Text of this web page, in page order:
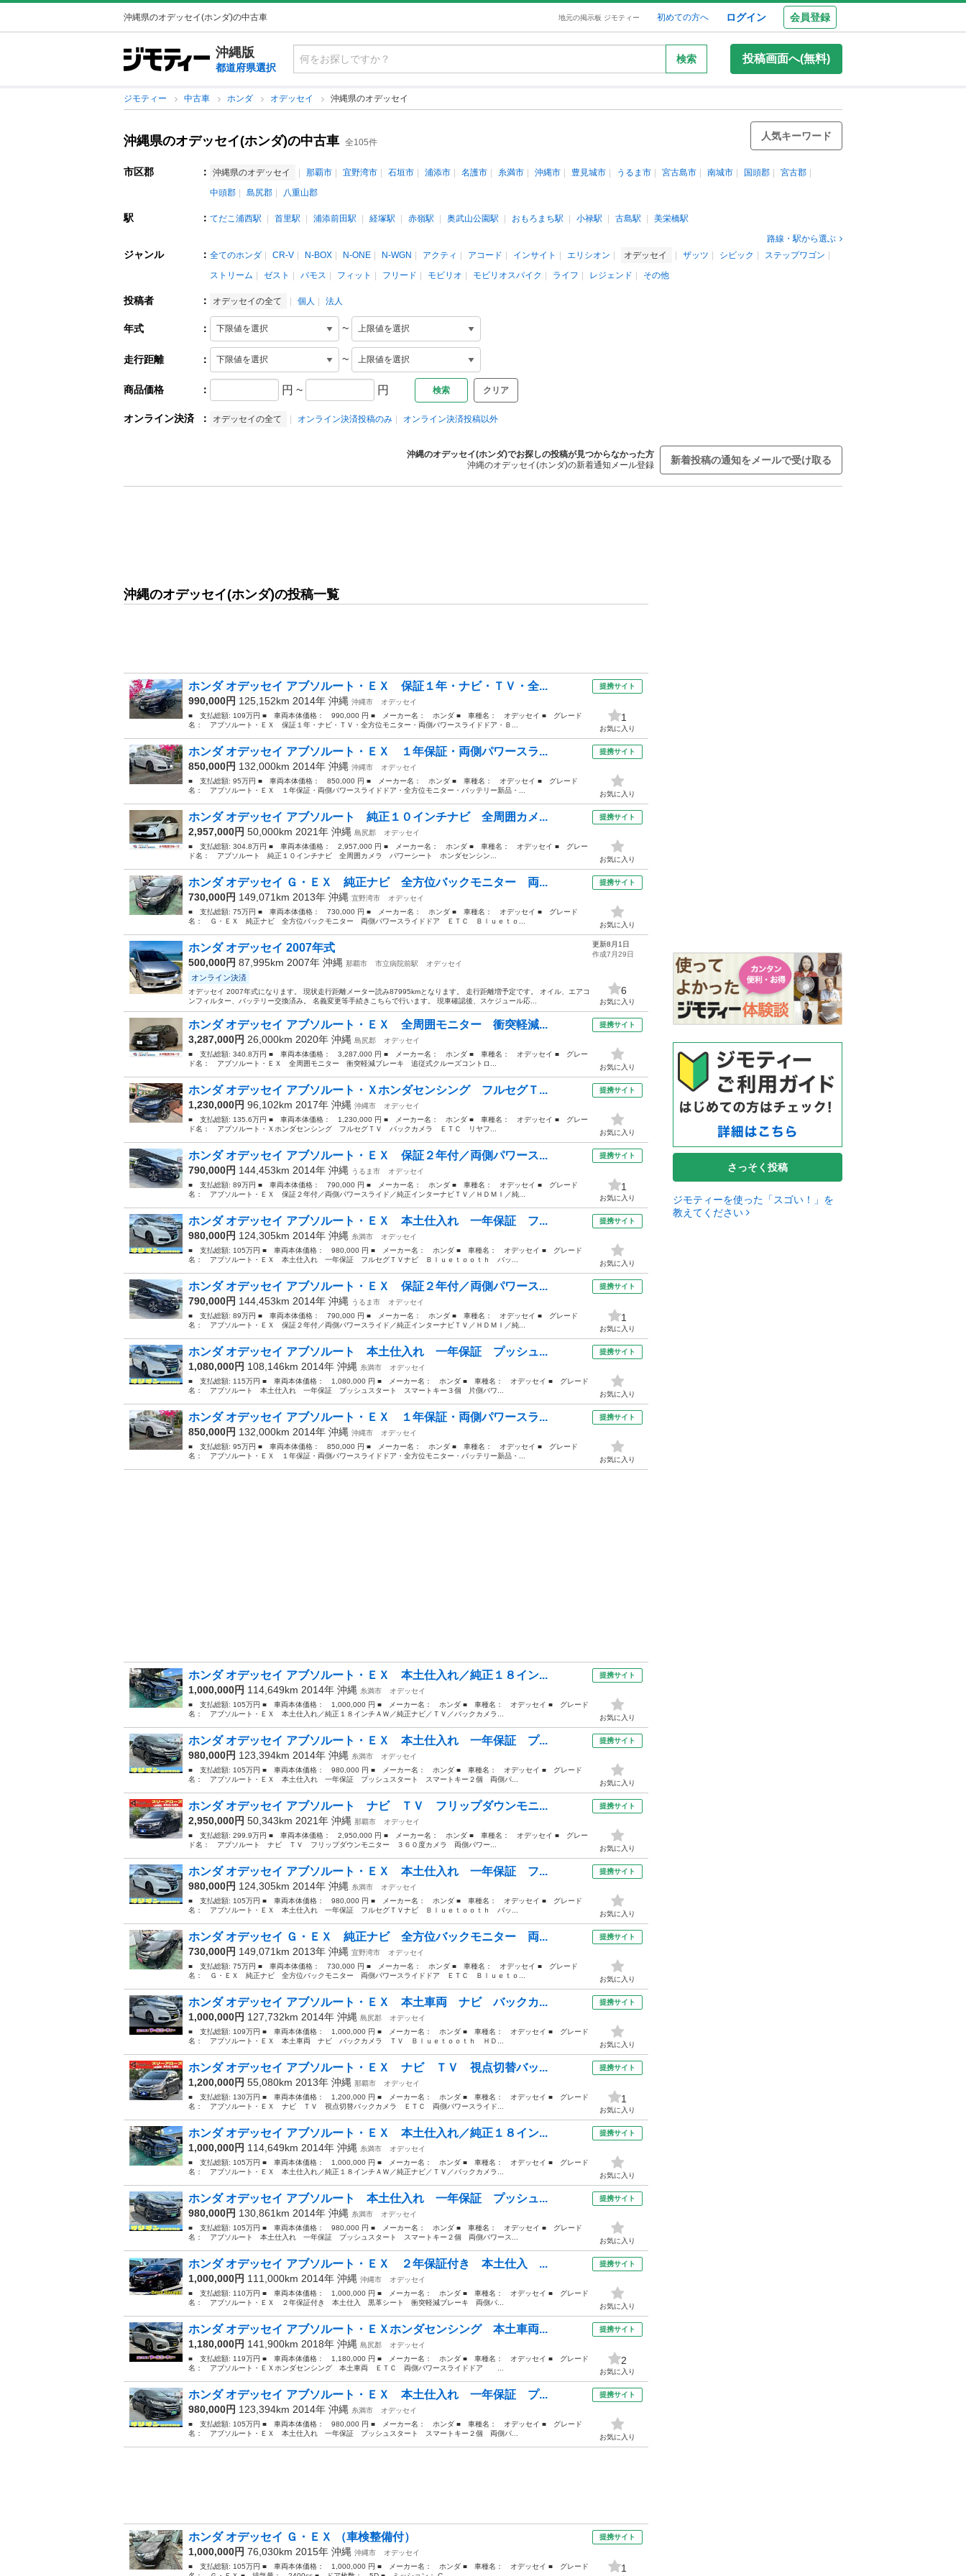
沖縄県のオデッセイ(ホンダ)の中古車 地元の掲示板 ジモティー 初めての方へ ログイン 会員登録
沖縄版
都道府県選択
検索 投稿画面へ(無料)
ジモティー 中古車 ホンダ オデッセイ 沖縄県のオデッセイ
沖縄県のオデッセイ(ホンダ)の中古車 全105件
人気キーワード
市区郡 ： 沖縄県のオデッセイ 那覇市 宜野湾市 石垣市 浦添市 名護市 糸満市 沖縄市 豊見城市 うるま市 宮古島市 南城市 国頭郡
宮古郡
中頭郡
島尻郡 八重山郡
駅 ： てだこ浦西駅 首里駅 浦添前田駅 経塚駅 赤嶺駅 奥武山公園駅 おもろまち駅 小禄駅 古島駅
美栄橋駅
路線・駅から選ぶ
ジャンル ： 全てのホンダ CR-V N-BOX N-ONE N-WGN アクティ アコード インサイト エリシオン オデッセイ ザッツ シビック
ステップワゴン
ストリーム
ゼスト バモス フィット フリード モビリオ モビリオスパイク ライフ レジェンド その他
投稿者 ： オデッセイの全て 個人 法人
年式 ： ~
走行距離 ： ~
商品価格 ： 円 ~ 円 クリア
オンライン決済 ： オデッセイの全て オンライン決済投稿のみ オンライン決済投稿以外
沖縄のオデッセイ(ホンダ)でお探しの投稿が見つからなかった方
沖縄のオデッセイ(ホンダ)の新着通知メール登録
新着投稿の通知をメールで受け取る
沖縄のオデッセイ(ホンダ)の投稿一覧
ホンダ オデッセイ アブソルート・ＥＸ 保証１年・ナビ・ＴＶ・全...
990,000円 125,152km 2014年 沖縄 沖縄市
オデッセイ
■ 支払総額: 109万円 ■ 車両本体価格： 990,000 円 ■ メーカー名： ホンダ ■ 車種名： オデッセイ ■ グレード
名： アブソルート・ＥＸ 保証１年・ナビ・ＴＶ・全方位モニター・両側パワースライドドア・Ｂ...
提携サイト
1
お気に入り
ホンダ オデッセイ アブソルート・ＥＸ １年保証・両側パワースラ...
850,000円 132,000km 2014年 沖縄 沖縄市
オデッセイ
■ 支払総額: 95万円 ■ 車両本体価格： 850,000 円 ■ メーカー名： ホンダ ■ 車種名： オデッセイ ■ グレード
名： アブソルート・ＥＸ １年保証・両側パワースライドドア・全方位モニター・バッテリー新品・...
提携サイト
お気に入り
ホンダ オデッセイ アブソルート 純正１０インチナビ 全周囲カメ...
2,957,000円 50,000km 2021年 沖縄 島尻郡
オデッセイ
■ 支払総額: 304.8万円 ■ 車両本体価格： 2,957,000 円 ■ メーカー名： ホンダ ■ 車種名： オデッセイ ■ グレー
ド名： アブソルート 純正１０インチナビ 全周囲カメラ パワーシート ホンダセンシン...
提携サイト
お気に入り
ホンダ オデッセイ Ｇ・ＥＸ 純正ナビ 全方位バックモニター 両...
730,000円 149,071km 2013年 沖縄 宜野湾市
オデッセイ
■ 支払総額: 75万円 ■ 車両本体価格： 730,000 円 ■ メーカー名： ホンダ ■ 車種名： オデッセイ ■ グレード
名： Ｇ・ＥＸ 純正ナビ 全方位バックモニター 両側パワースライドドア ＥＴＣ Ｂｌｕｅｔｏ...
提携サイト
お気に入り
ホンダ オデッセイ 2007年式
500,000円 87,995km 2007年 沖縄 那覇市 市立病院前駅 オデッセイ
オンライン決済
オデッセイ 2007年式になります。 現状走行距離メーター読み87995kmとなります。 走行距離増予定です。 オイル、エアコ
ンフィルター、バッテリー交換済み。 名義変更等手続きこちらで行います。 現車確認後、スケジュール応...
更新8月1日
作成7月29日
6
お気に入り
ホンダ オデッセイ アブソルート・ＥＸ 全周囲モニター 衝突軽減...
3,287,000円 26,000km 2020年 沖縄 島尻郡
オデッセイ
■ 支払総額: 340.8万円 ■ 車両本体価格： 3,287,000 円 ■ メーカー名： ホンダ ■ 車種名： オデッセイ ■ グレー
ド名： アブソルート・ＥＸ 全周囲モニター 衝突軽減ブレーキ 追従式クルーズコントロ...
提携サイト
お気に入り
ホンダ オデッセイ アブソルート・Ｘホンダセンシング フルセグＴ...
1,230,000円 96,102km 2017年 沖縄 沖縄市
オデッセイ
■ 支払総額: 135.6万円 ■ 車両本体価格： 1,230,000 円 ■ メーカー名： ホンダ ■ 車種名： オデッセイ ■ グレー
ド名： アブソルート・Ｘホンダセンシング フルセグＴＶ バックカメラ ＥＴＣ リヤフ...
提携サイト
お気に入り
ホンダ オデッセイ アブソルート・ＥＸ 保証２年付／両側パワース...
790,000円 144,453km 2014年 沖縄 うるま市
オデッセイ
■ 支払総額: 89万円 ■ 車両本体価格： 790,000 円 ■ メーカー名： ホンダ ■ 車種名： オデッセイ ■ グレード
名： アブソルート・ＥＸ 保証２年付／両側パワースライド／純正インターナビＴＶ／ＨＤＭＩ／純...
提携サイト
1
お気に入り
ホンダ オデッセイ アブソルート・ＥＸ 本土仕入れ 一年保証 フ...
980,000円 124,305km 2014年 沖縄 糸満市
オデッセイ
■ 支払総額: 105万円 ■ 車両本体価格： 980,000 円 ■ メーカー名： ホンダ ■ 車種名： オデッセイ ■ グレード
名： アブソルート・ＥＸ 本土仕入れ 一年保証 フルセグＴＶナビ Ｂｌｕｅｔｏｏｔｈ バッ...
提携サイト
お気に入り
ホンダ オデッセイ アブソルート・ＥＸ 保証２年付／両側パワース...
790,000円 144,453km 2014年 沖縄 うるま市
オデッセイ
■ 支払総額: 89万円 ■ 車両本体価格： 790,000 円 ■ メーカー名： ホンダ ■ 車種名： オデッセイ ■ グレード
名： アブソルート・ＥＸ 保証２年付／両側パワースライド／純正インターナビＴＶ／ＨＤＭＩ／純...
提携サイト
1
お気に入り
ホンダ オデッセイ アブソルート 本土仕入れ 一年保証 プッシュ...
1,080,000円 108,146km 2014年 沖縄 糸満市
オデッセイ
■ 支払総額: 115万円 ■ 車両本体価格： 1,080,000 円 ■ メーカー名： ホンダ ■ 車種名： オデッセイ ■ グレード
名： アブソルート 本土仕入れ 一年保証 プッシュスタート スマートキー３個 片側パワ...
提携サイト
お気に入り
ホンダ オデッセイ アブソルート・ＥＸ １年保証・両側パワースラ...
850,000円 132,000km 2014年 沖縄 沖縄市
オデッセイ
■ 支払総額: 95万円 ■ 車両本体価格： 850,000 円 ■ メーカー名： ホンダ ■ 車種名： オデッセイ ■ グレード
名： アブソルート・ＥＸ １年保証・両側パワースライドドア・全方位モニター・バッテリー新品・...
提携サイト
お気に入り
ホンダ オデッセイ アブソルート・ＥＸ 本土仕入れ／純正１８イン...
1,000,000円 114,649km 2014年 沖縄 糸満市
オデッセイ
■ 支払総額: 105万円 ■ 車両本体価格： 1,000,000 円 ■ メーカー名： ホンダ ■ 車種名： オデッセイ ■ グレード
名： アブソルート・ＥＸ 本土仕入れ／純正１８インチＡＷ／純正ナビ／ＴＶ／バックカメラ...
提携サイト
お気に入り
ホンダ オデッセイ アブソルート・ＥＸ 本土仕入れ 一年保証 プ...
980,000円 123,394km 2014年 沖縄 糸満市
オデッセイ
■ 支払総額: 105万円 ■ 車両本体価格： 980,000 円 ■ メーカー名： ホンダ ■ 車種名： オデッセイ ■ グレード
名： アブソルート・ＥＸ 本土仕入れ 一年保証 プッシュスタート スマートキー２個 両側パ...
提携サイト
お気に入り
ホンダ オデッセイ アブソルート ナビ ＴＶ フリップダウンモニ...
2,950,000円 50,343km 2021年 沖縄 那覇市
オデッセイ
■ 支払総額: 299.9万円 ■ 車両本体価格： 2,950,000 円 ■ メーカー名： ホンダ ■ 車種名： オデッセイ ■ グレー
ド名： アブソルート ナビ ＴＶ フリップダウンモニター ３６０度カメラ 両側パワー...
提携サイト
お気に入り
ホンダ オデッセイ アブソルート・ＥＸ 本土仕入れ 一年保証 フ...
980,000円 124,305km 2014年 沖縄 糸満市
オデッセイ
■ 支払総額: 105万円 ■ 車両本体価格： 980,000 円 ■ メーカー名： ホンダ ■ 車種名： オデッセイ ■ グレード
名： アブソルート・ＥＸ 本土仕入れ 一年保証 フルセグＴＶナビ Ｂｌｕｅｔｏｏｔｈ バッ...
提携サイト
お気に入り
ホンダ オデッセイ Ｇ・ＥＸ 純正ナビ 全方位バックモニター 両...
730,000円 149,071km 2013年 沖縄 宜野湾市
オデッセイ
■ 支払総額: 75万円 ■ 車両本体価格： 730,000 円 ■ メーカー名： ホンダ ■ 車種名： オデッセイ ■ グレード
名： Ｇ・ＥＸ 純正ナビ 全方位バックモニター 両側パワースライドドア ＥＴＣ Ｂｌｕｅｔｏ...
提携サイト
お気に入り
ホンダ オデッセイ アブソルート・ＥＸ 本土車両 ナビ バックカ...
1,000,000円 127,732km 2014年 沖縄 島尻郡
オデッセイ
■ 支払総額: 109万円 ■ 車両本体価格： 1,000,000 円 ■ メーカー名： ホンダ ■ 車種名： オデッセイ ■ グレード
名： アブソルート・ＥＸ 本土車両 ナビ バックカメラ ＴＶ Ｂｌｕｅｔｏｏｔｈ ＨＤ...
提携サイト
お気に入り
ホンダ オデッセイ アブソルート・ＥＸ ナビ ＴＶ 視点切替バッ...
1,200,000円 55,080km 2013年 沖縄 那覇市
オデッセイ
■ 支払総額: 130万円 ■ 車両本体価格： 1,200,000 円 ■ メーカー名： ホンダ ■ 車種名： オデッセイ ■ グレード
名： アブソルート・ＥＸ ナビ ＴＶ 視点切替バックカメラ ＥＴＣ 両側パワースライド...
提携サイト
1
お気に入り
ホンダ オデッセイ アブソルート・ＥＸ 本土仕入れ／純正１８イン...
1,000,000円 114,649km 2014年 沖縄 糸満市
オデッセイ
■ 支払総額: 105万円 ■ 車両本体価格： 1,000,000 円 ■ メーカー名： ホンダ ■ 車種名： オデッセイ ■ グレード
名： アブソルート・ＥＸ 本土仕入れ／純正１８インチＡＷ／純正ナビ／ＴＶ／バックカメラ...
提携サイト
お気に入り
ホンダ オデッセイ アブソルート 本土仕入れ 一年保証 プッシュ...
980,000円 130,861km 2014年 沖縄 糸満市
オデッセイ
■ 支払総額: 105万円 ■ 車両本体価格： 980,000 円 ■ メーカー名： ホンダ ■ 車種名： オデッセイ ■ グレード
名： アブソルート 本土仕入れ 一年保証 プッシュスタート スマートキー２個 両側パワース...
提携サイト
お気に入り
ホンダ オデッセイ アブソルート・ＥＸ ２年保証付き 本土仕入 ...
1,000,000円 111,000km 2014年 沖縄 沖縄市
オデッセイ
■ 支払総額: 110万円 ■ 車両本体価格： 1,000,000 円 ■ メーカー名： ホンダ ■ 車種名： オデッセイ ■ グレード
名： アブソルート・ＥＸ ２年保証付き 本土仕入 黒革シート 衝突軽減ブレーキ 両側パ...
提携サイト
お気に入り
ホンダ オデッセイ アブソルート・ＥＸホンダセンシング 本土車両...
1,180,000円 141,900km 2018年 沖縄 島尻郡
オデッセイ
■ 支払総額: 119万円 ■ 車両本体価格： 1,180,000 円 ■ メーカー名： ホンダ ■ 車種名： オデッセイ ■ グレード
名： アブソルート・ＥＸホンダセンシング 本土車両 ＥＴＣ 両側パワースライドドア ...
提携サイト
2
お気に入り
ホンダ オデッセイ アブソルート・ＥＸ 本土仕入れ 一年保証 プ...
980,000円 123,394km 2014年 沖縄 糸満市
オデッセイ
■ 支払総額: 105万円 ■ 車両本体価格： 980,000 円 ■ メーカー名： ホンダ ■ 車種名： オデッセイ ■ グレード
名： アブソルート・ＥＸ 本土仕入れ 一年保証 プッシュスタート スマートキー２個 両側パ...
提携サイト
お気に入り
ホンダ オデッセイ Ｇ・ＥＸ （車検整備付）
1,000,000円 76,030km 2015年 沖縄 沖縄市
オデッセイ
■ 支払総額: 105万円 ■ 車両本体価格： 1,000,000 円 ■ メーカー名： ホンダ ■ 車種名： オデッセイ ■ グレード
提携サイト
1
さっそく投稿
ジモティーを使った「スゴい！」を
教えてください